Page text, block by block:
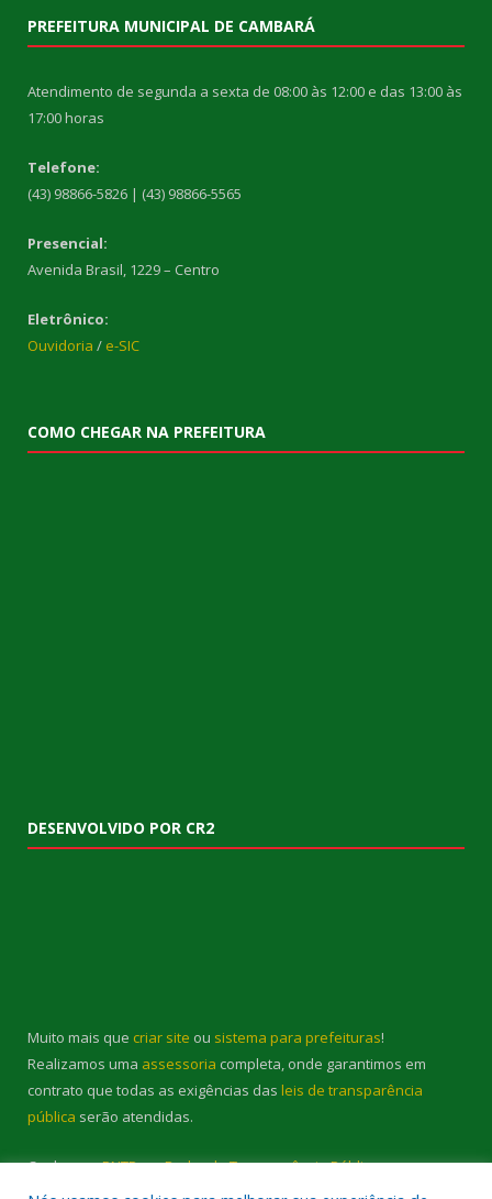
PREFEITURA MUNICIPAL DE CAMBARÁ
Atendimento de segunda a sexta de 08:00 às 12:00 e das 13:00 às
17:00 horas
Telefone:
(43) 98866-5826 | (43) 98866-5565
Presencial:
Avenida Brasil, 1229 – Centro
Eletrônico:
Ouvidoria / e-SIC
COMO CHEGAR NA PREFEITURA
DESENVOLVIDO POR CR2
Muito mais que criar site ou sistema para prefeituras!
Realizamos uma assessoria completa, onde garantimos em
contrato que todas as exigências das leis de transparência
pública serão atendidas.
Conheça oPNTPe oRadar da Transparência Pública